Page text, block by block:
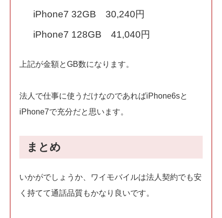
iPhone7 32GB 30,240円
iPhone7 128GB 41,040円
上記が金額とGB数になります。
法人で仕事に使うだけなのであればiPhone6sと
iPhone7で充分だと思います。
まとめ
いかがでしょうか、ワイモバイルは法人契約でも安
く持てて通話品質もかなり良いです。